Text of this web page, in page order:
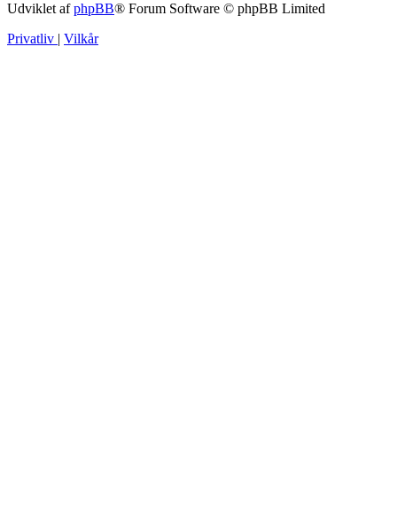
Udviklet afphpBB® Forum Software © phpBB Limited
Privatliv
Vilkår